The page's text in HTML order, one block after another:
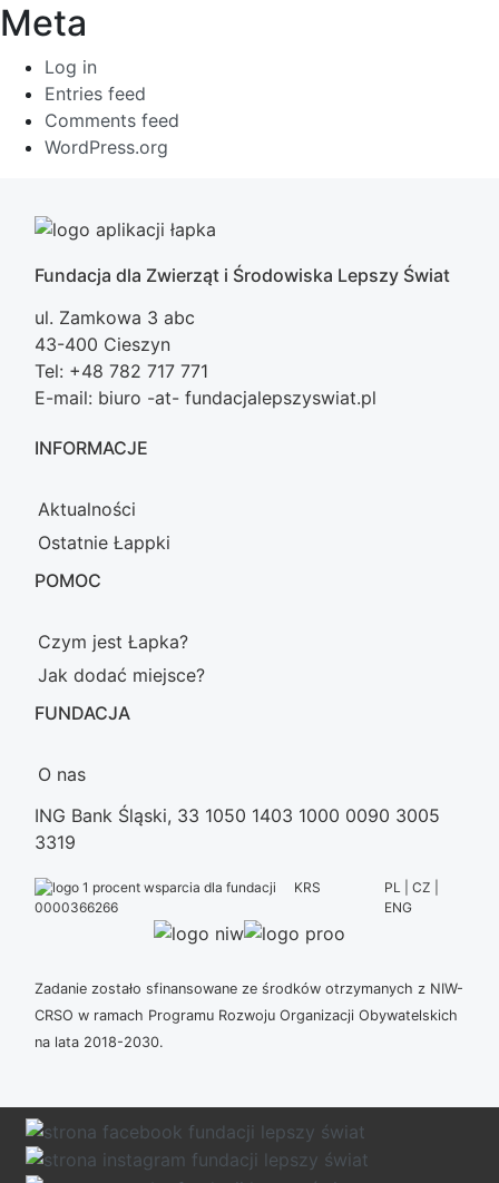
Meta
Log in
Entries feed
Comments feed
WordPress.org
Fundacja dla Zwierząt i Środowiska Lepszy Świat
ul. Zamkowa 3 abc
43-400 Cieszyn
Tel: +48 782 717 771
E-mail: biuro -at- fundacjalepszyswiat.pl
INFORMACJE
Aktualności
Ostatnie Łappki
POMOC
Czym jest Łapka?
Jak dodać miejsce?
FUNDACJA
O nas
ING Bank Śląski, 33 1050 1403 1000 0090 3005
3319
KRS
0000366266
PL | CZ |
ENG
Zadanie zostało sfinansowane ze środków otrzymanych z NIW-
CRSO w ramach Programu Rozwoju Organizacji Obywatelskich
na lata 2018-2030.